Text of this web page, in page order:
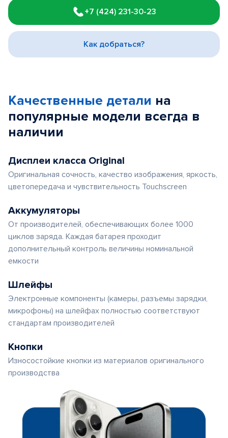
1
of
3
+7 (424) 231-30-23
Как добраться?
Качественные детали на
популярные модели всегда в
наличии
Дисплеи класса Original
Оригинальная сочность, качество изображения, яркость,
цветопередача и чувствительность Touchscreen
Аккумуляторы
От производителей, обеспечивающих более 1000
циклов заряда. Каждая батарея проходит
дополнительный контроль величины номинальной
емкости
Шлейфы
Электронные компоненты (камеры, разъемы зарядки,
микрофоны) на шлейфах полностью соответствуют
стандартам производителей
Кнопки
Износостойкие кнопки из материалов оригинального
производства